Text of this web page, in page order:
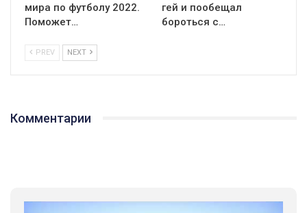
мира по футболу 2022.
Поможет…
гей и пообещал
бороться с…
PREV NEXT
Комментарии